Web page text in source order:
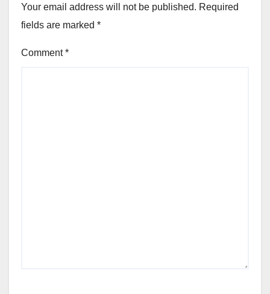
Your email address will not be published. Required
fields are marked *
Comment*